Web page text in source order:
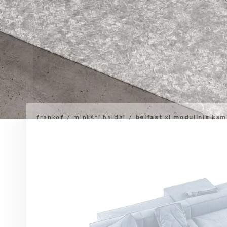
frankof minkšti baldai belfast xl modulinis